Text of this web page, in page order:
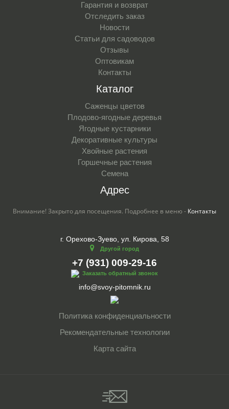
Гарантия и возврат
Отследить заказ
Новости
Статьи для садоводов
Отзывы
Оптовикам
Контакты
Каталог
Саженцы цветов
Плодово-ягодные деревья
Ягодные кустарники
Декоративные культуры
Хвойные растения
Горшечные растения
Семена
Адрес
Внимание! Закрыто для посещения. Подробнее в меню - Контакты
г. Орехово-Зуево, ул. Кирова, 58
Другой город
+7 (931) 009-29-16
Заказать обратный звонок
info@svoy-pitomnik.ru
Политика конфиденциальности
Рекомендательные технологии
Карта сайта